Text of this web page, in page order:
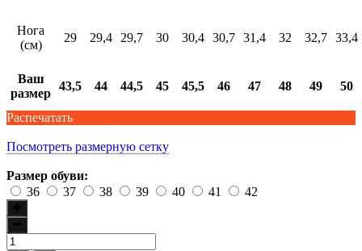
Нога
(см)
29 29,4 29,7 30 30,4 30,7 31,4 32 32,7 33,4
Ваш
размер
43,5 44 44,5 45 45,5 46 47 48 49 50
Распечатать
Посмотреть размерную сетку
Размер обуви:
36
37 38 39 40 41 42